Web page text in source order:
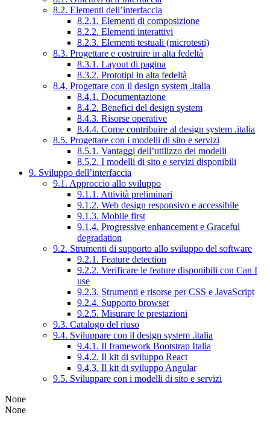
8.2. Elementi dell’interfaccia
8.2.1. Elementi di composizione
8.2.2. Elementi interattivi
8.2.3. Elementi testuali (microtesti)
8.3. Progettare e costruire in alta fedeltà
8.3.1. Layout di pagina
8.3.2. Prototipi in alta fedeltà
8.4. Progettare con il design system .italia
8.4.1. Documentazione
8.4.2. Benefici del design system
8.4.3. Risorse operative
8.4.4. Come contribuire al design system .italia
8.5. Progettare con i modelli di sito e servizi
8.5.1. Vantaggi dell’utilizzo dei modelli
8.5.2. I modelli di sito e servizi disponibili
9. Sviluppo dell’interfaccia
9.1. Approccio allo sviluppo
9.1.1. Attività preliminari
9.1.2. Web design responsivo e accessibile
9.1.3. Mobile first
9.1.4. Progressive enhancement e Graceful
degradation
9.2. Strumenti di supporto allo sviluppo del software
9.2.1. Feature detection
9.2.2. Verificare le feature disponibili con Can I
use
9.2.3. Strumenti e risorse per CSS e JavaScript
9.2.4. Supporto browser
9.2.5. Misurare le prestazioni
9.3. Catalogo del riuso
9.4. Sviluppare con il design system .italia
9.4.1. Il framework Bootstrap Italia
9.4.2. Il kit di sviluppo React
9.4.3. Il kit di sviluppo Angular
9.5. Sviluppare con i modelli di sito e servizi
None
None